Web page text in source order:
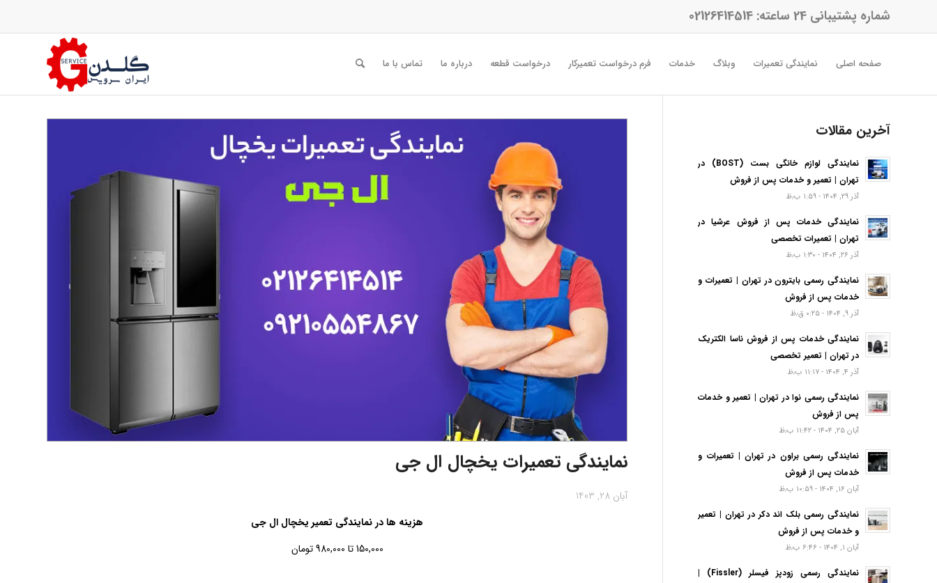
شماره پشتیبانی 24 ساعته: 02126414514
صفحه اصلی نمایندگی تعمیرات وبلاگ خدمات فرم درخواست تعمیرکار درخواست قطعه درباره ما تماس با ما
نمایندگی تعمیرات یخچال ال جی
آبان 28, 1403
هزینه ها در نمایندگی تعمیر یخچال ال جی
150,000 تا 980,000 تومان
آخرین مقالات
نمایندگی لوازم خانگی بست (BOST) در
تهران | تعمیر و خدمات پس از فروش
آذر ۲۹, ۱۴۰۴ - ۱:۵۹ ب٫ظ
نمایندگی خدمات پس از فروش عرشیا در
تهران | تعمیرات تخصصی
آذر ۲۶, ۱۴۰۴ - ۱:۳۰ ب٫ظ
نمایندگی رسمی بایترون در تهران | تعمیرات و
خدمات پس از فروش
آذر ۹, ۱۴۰۴ - ۰:۲۵ ق٫ظ
نمایندگی خدمات پس از فروش ناسا الکتریک
در تهران | تعمیر تخصصی
آذر ۴, ۱۴۰۴ - ۱۱:۱۷ ب٫ظ
نمایندگی رسمی نوا در تهران | تعمیر و خدمات
پس از فروش
آبان ۲۵, ۱۴۰۴ - ۱۱:۴۲ ب٫ظ
نمایندگی رسمی براون در تهران | تعمیرات و
خدمات پس از فروش
آبان ۱۶, ۱۴۰۴ - ۱۰:۵۹ ب٫ظ
نمایندگی رسمی بلک اند دکر در تهران | تعمیر
و خدمات پس از فروش
آبان ۱, ۱۴۰۴ - ۶:۴۶ ب٫ظ
نمایندگی رسمی زودپز فیسلر (Fissler) |